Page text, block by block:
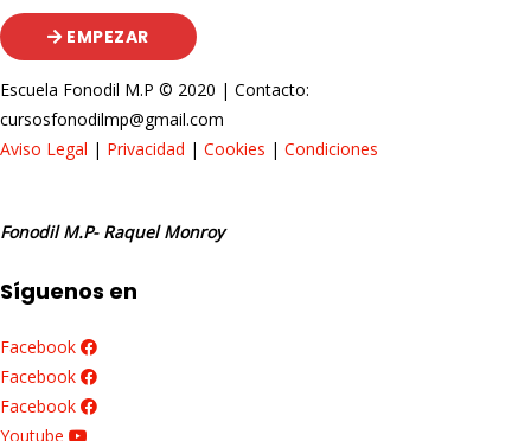
EMPEZAR
Escuela Fonodil M.P © 2020 | Contacto:
cursosfonodilmp@gmail.com
Aviso Legal | Privacidad | Cookies | Condiciones
Fonodil M.P- Raquel Monroy
Síguenos en
Facebook
Facebook
Facebook
Youtube